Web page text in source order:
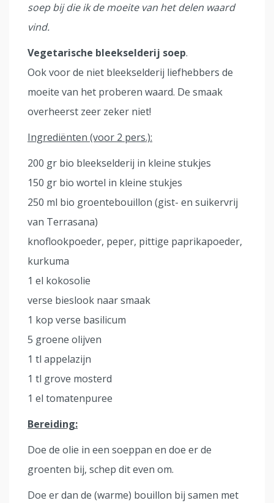
soep bij die ik de moeite van het delen waard
vind.
Vegetarische bleekselderij soep.
Ook voor de niet bleekselderij liefhebbers de
moeite van het proberen waard. De smaak
overheerst zeer zeker niet!
Ingrediënten (voor 2 pers.):
200 gr bio bleekselderij in kleine stukjes
150 gr bio wortel in kleine stukjes
250 ml bio groentebouillon (gist- en suikervrij
van Terrasana)
knoflookpoeder, peper, pittige paprikapoeder,
kurkuma
1 el kokosolie
verse bieslook naar smaak
1 kop verse basilicum
5 groene olijven
1 tl appelazijn
1 tl grove mosterd
1 el tomatenpuree
Bereiding:
Doe de olie in een soeppan en doe er de
groenten bij, schep dit even om.
Doe er dan de (warme) bouillon bij samen met